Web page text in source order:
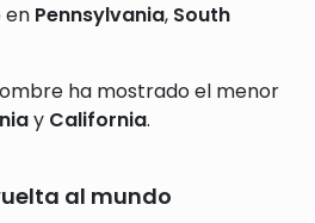
en Pennsylvania, South
ha mostrado el menor
y California.
al mundo